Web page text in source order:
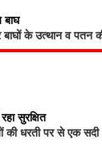
बाघ
बाघों के उत्थान व
सुरक्षित
की धरती पर से एक